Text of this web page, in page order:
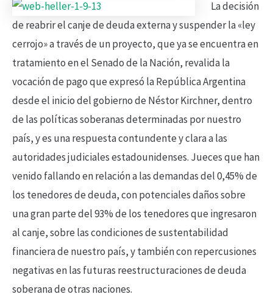
La decisión
de reabrir el canje de deuda externa y suspender la «ley
cerrojo» a través de un proyecto, que ya se encuentra en
tratamiento en el Senado de la Nación, revalida la
vocación de pago que expresó la República Argentina
desde el inicio del gobierno de Néstor Kirchner, dentro
de las políticas soberanas determinadas por nuestro
país, y es una respuesta contundente y clara a las
autoridades judiciales estadounidenses. Jueces que han
venido fallando en relación a las demandas del 0,45% de
los tenedores de deuda, con potenciales daños sobre
una gran parte del 93% de los tenedores que ingresaron
al canje, sobre las condiciones de sustentabilidad
financiera de nuestro país, y también con repercusiones
negativas en las futuras reestructuraciones de deuda
soberana de otras naciones.